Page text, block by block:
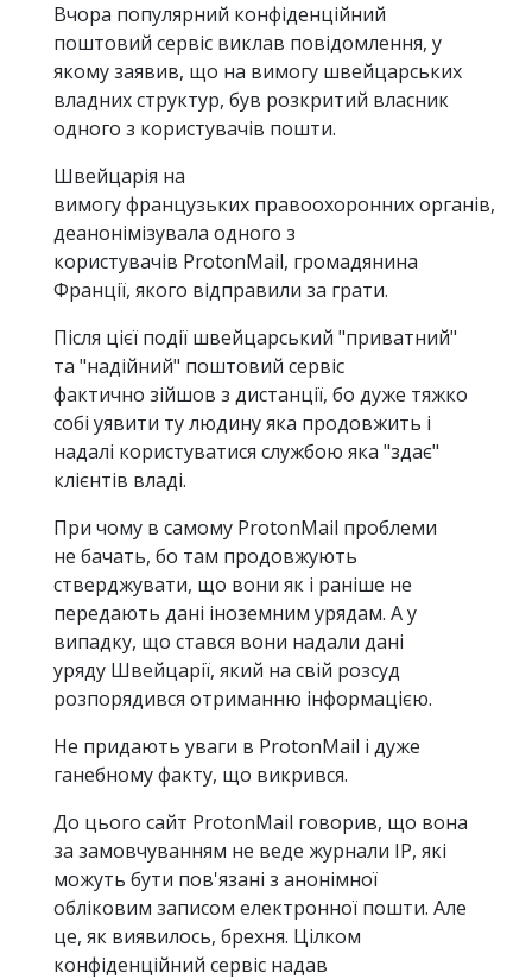
Вчора популярний конфіденційний
поштовий сервіс виклав повідомлення, у
якому заявив, що на вимогу швейцарських
владних структур, був розкритий власник
одного з користувачів пошти.
Швейцарія на
вимогу французьких правоохоронних органів,
деанонімізувала одного з
користувачів ProtonMail, громадянина
Франції, якого відправили за грати.
Після цієї події швейцарський "приватний"
та "надійний" поштовий сервіс
фактично зійшов з дистанції, бо дуже тяжко
собі уявити ту людину яка продовжить і
надалі користуватися службою яка "здає"
клієнтів владі.
При чому в самому ProtonMail проблеми
не бачать, бо там продовжують
стверджувати, що вони як і раніше не
передають дані іноземним урядам. А у
випадку, що стався вони надали дані
уряду Швейцарії, який на свій розсуд
розпорядився отриманню інформацією.
Не придають уваги в ProtonMail і дуже
ганебному факту, що викрився.
До цього сайт ProtonMail говорив, що вона
за замовчуванням не веде журнали IP, які
можуть бути пов'язані з анонімної
обліковим записом електронної пошти. Але
це, як виявилось, брехня. Цілком
конфіденційний сервіс надав